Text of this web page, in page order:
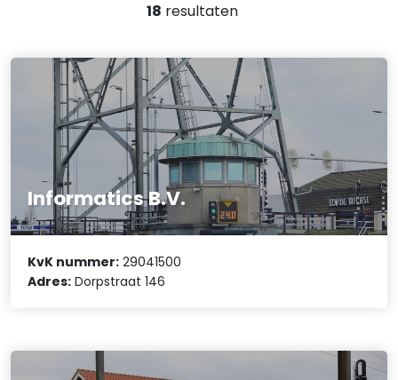
18 resultaten
Informatics B.V.
KvK nummer: 29041500
Adres: Dorpstraat 146